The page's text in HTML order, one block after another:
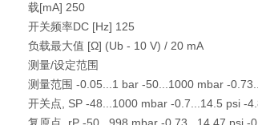
载[mA] 250
开关频率DC [Hz] 125
负载最大值 [Ω] (Ub - 10 V) / 20 mA
测量/设定范围
测量范围 -0.05...1 bar -50...1000 mbar -
开关点, SP -48...1000 mbar -0.7...14.5 psi -